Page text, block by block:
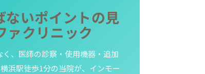
ないポイントの見
ァクリニック
、医師の診察・使用機器・追加
浜駅徒歩1分の当院が、インモー